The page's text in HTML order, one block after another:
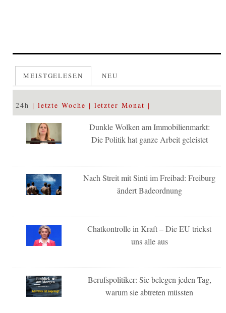
MEISTGELESEN NEU
24h letzte Woche letzter Monat
Dunkle Wolken am Immobilienmarkt:
Die Politik hat ganze Arbeit geleistet
Nach Streit mit Sinti im Freibad: Freiburg
ändert Badeordnung
Chatkontrolle in Kraft – Die EU trickst
uns alle aus
Berufspolitiker: Sie belegen jeden Tag,
warum sie abtreten müssten